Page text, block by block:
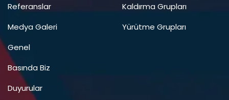
Referanslar
Medya Galeri
Genel
Basında Biz
Duyurular
Kaldırma Grupları
Yürütme Grupları